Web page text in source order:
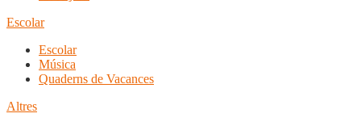
Escolar
Escolar
Música
Quaderns de Vacances
Altres